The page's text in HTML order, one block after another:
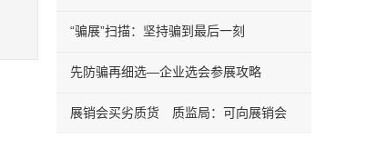
“骗展”扫描：坚持骗到最后一刻
先防骗再细选—企业选会参展攻略
展销会买劣质货 质监局：可向展销会